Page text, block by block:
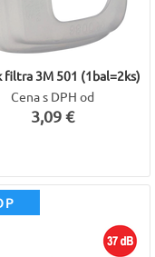
filtra 3M 501 (1bal=2ks)
Cena s DPH od
3,09 €